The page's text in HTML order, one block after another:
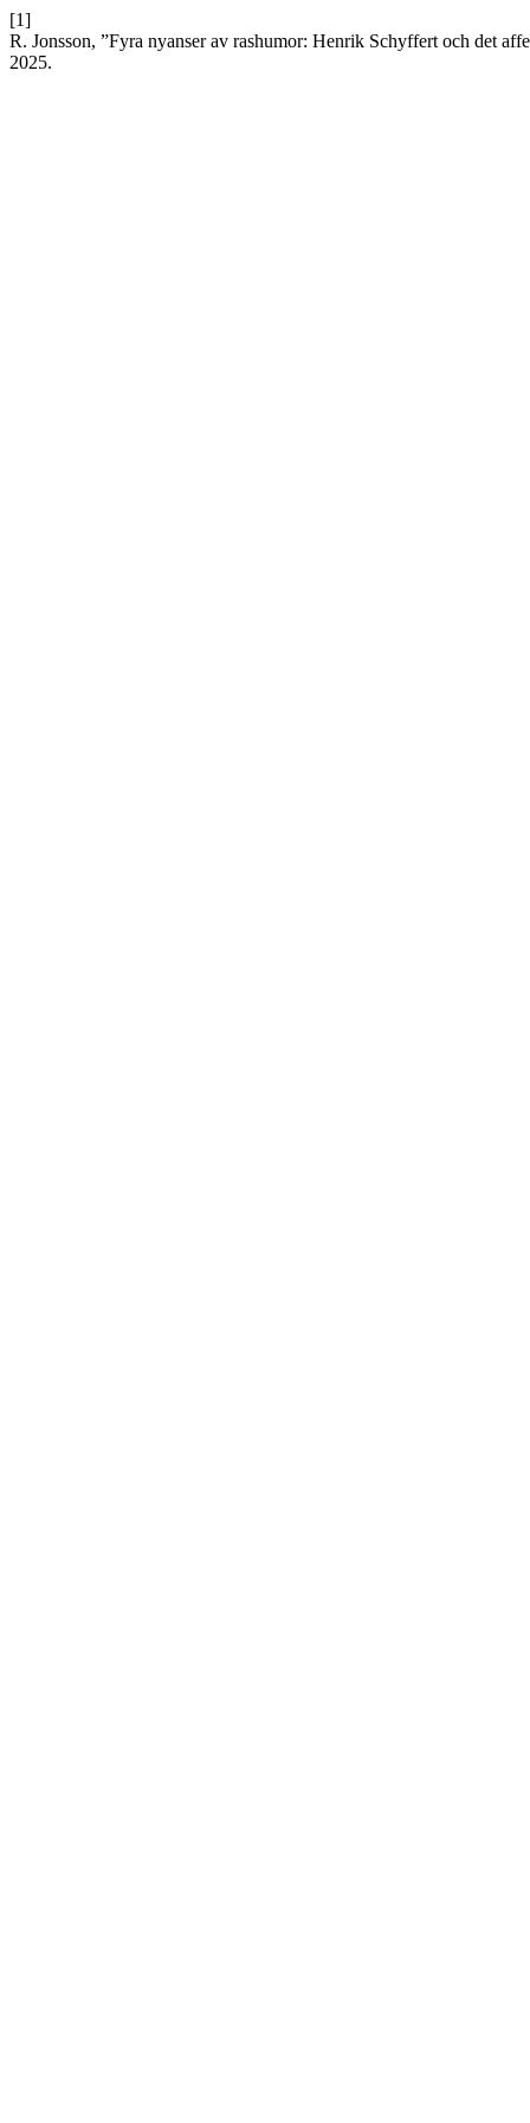
[1]
R. Jonsson, ”Fyra nyanser av rashumor: Henrik Schyffert och det
2025.